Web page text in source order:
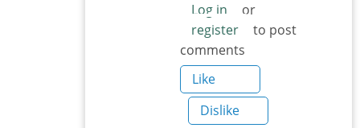
Log in
or
register
to post
comments
Like
Dislike